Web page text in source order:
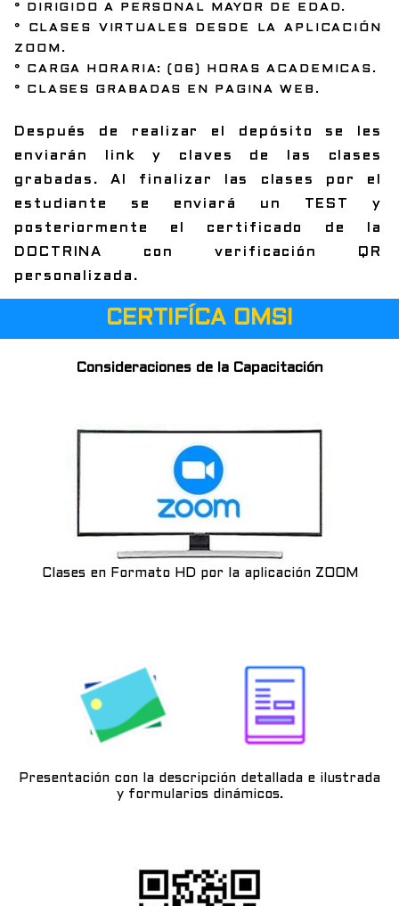
° DIRIGIDO A PERSONAL MAYOR DE EDAD.
° CLASES VIRTUALES DESDE LA APLICACIÓN
ZOOM.
° CARGA HORARIA: (06) HORAS ACADEMICAS.
° CLASES GRABADAS EN PAGINA WEB.
Después de realizar el depósito se les
enviarán link y claves de las clases
grabadas. Al finalizar las clases por el
estudiante se enviará un TEST y
posteriormente el certificado de la
DOCTRINA con verificación QR
personalizada.
CERTIFÍCA OMSI
Consideraciones de la Capacitación
Clases en Formato HD por la aplicación ZOOM
Presentación con la descripción detallada e ilustrada
y formularios dinámicos.